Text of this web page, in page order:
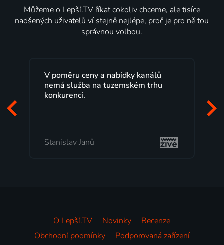
Můžeme o Lepší.TV říkat cokoliv chceme, ale tisíce
nadšených uživatelů ví stejně nejlépe, proč je pro ně tou
správnou volbou.
V poměru ceny a nabídky kanálů
nemá služba na tuzemském trhu
konkurenci.
Stanislav Janů
O Lepší.TV Novinky
Recenze
Obchodní podmínky
Podporovaná zařízení